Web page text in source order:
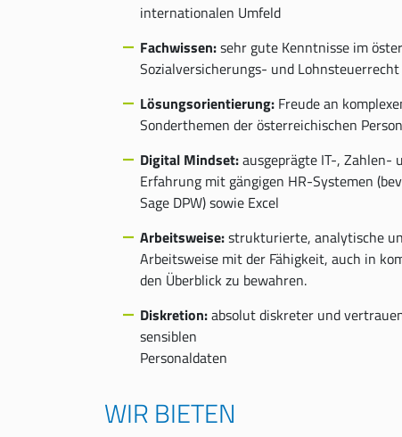
internationalen Umfeld
Fachwissen:sehr gute Kenntnisse im
Sozialversicherungs- und Lohnsteuerrecht
Lösungsorientierung: Freude an
Sonderthemen der österreichischen
Digital Mindset:ausgeprägte IT-,
Erfahrung mit gängigen HR-Systemen
Sage DPW) sowie Excel
Arbeitsweise:strukturierte, analytische
Arbeitsweise mit der Fähigkeit, auch in
den Überblick zu bewahren.
Diskretion:absolut diskreter und
sensiblen
Personaldaten
WIR BIETEN